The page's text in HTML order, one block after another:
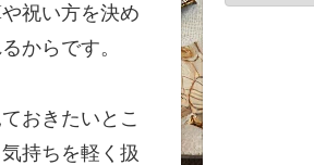
祝い方を決め
からです。
おきたいとこ
持ちを軽く扱